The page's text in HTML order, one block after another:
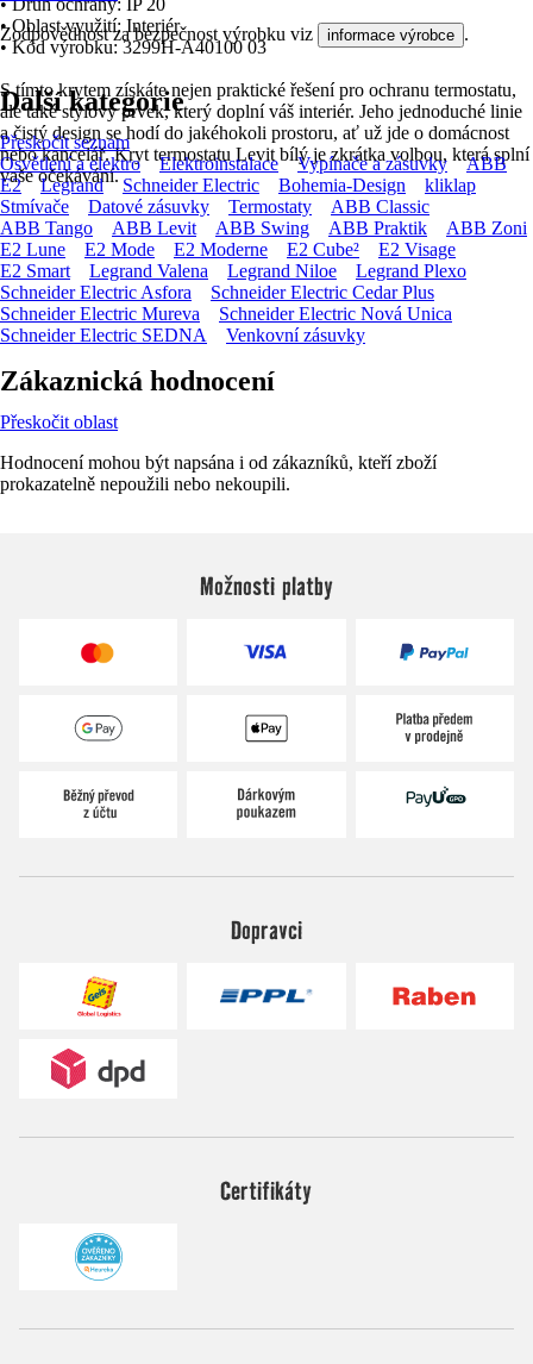
• Druh ochrany: IP 20
• Oblast využití: Interiér
• Kód výrobku: 3299H-A40100 03
S tímto krytem získáte nejen praktické řešení pro ochranu termostatu,
ale také stylový prvek, který doplní váš interiér. Jeho jednoduché linie
a čistý design se hodí do jakéhokoli prostoru, ať už jde o domácnost
nebo kancelář. Kryt termostatu Levit bílý je zkrátka volbou, která splní
vaše očekávání.
Zodpovědnost za bezpečnost výrobku viz informace výrobce .
Další kategorie
Přeskočit seznam
Osvětlení a elektro
Elektroinstalace Vypínače a zásuvky
ABB
E2
Legrand Schneider Electric Bohemia-Design
kliklap
Stmívače
Datové zásuvky Termostaty
ABB Classic
ABB Tango
ABB Levit ABB Swing ABB Praktik
ABB Zoni
E2 Lune
E2 Mode E2 Moderne E2 Cube²
E2 Visage
E2 Smart
Legrand Valena Legrand Niloe
Legrand Plexo
Schneider Electric Asfora
Schneider Electric Cedar Plus
Schneider Electric Mureva
Schneider Electric Nová Unica
Schneider Electric SEDNA
Venkovní zásuvky
Zákaznická hodnocení
Přeskočit oblast
Hodnocení mohou být napsána i od zákazníků, kteří zboží
prokazatelně nepoužili nebo nekoupili.
Možnosti platby
Dopravci
Certifikáty